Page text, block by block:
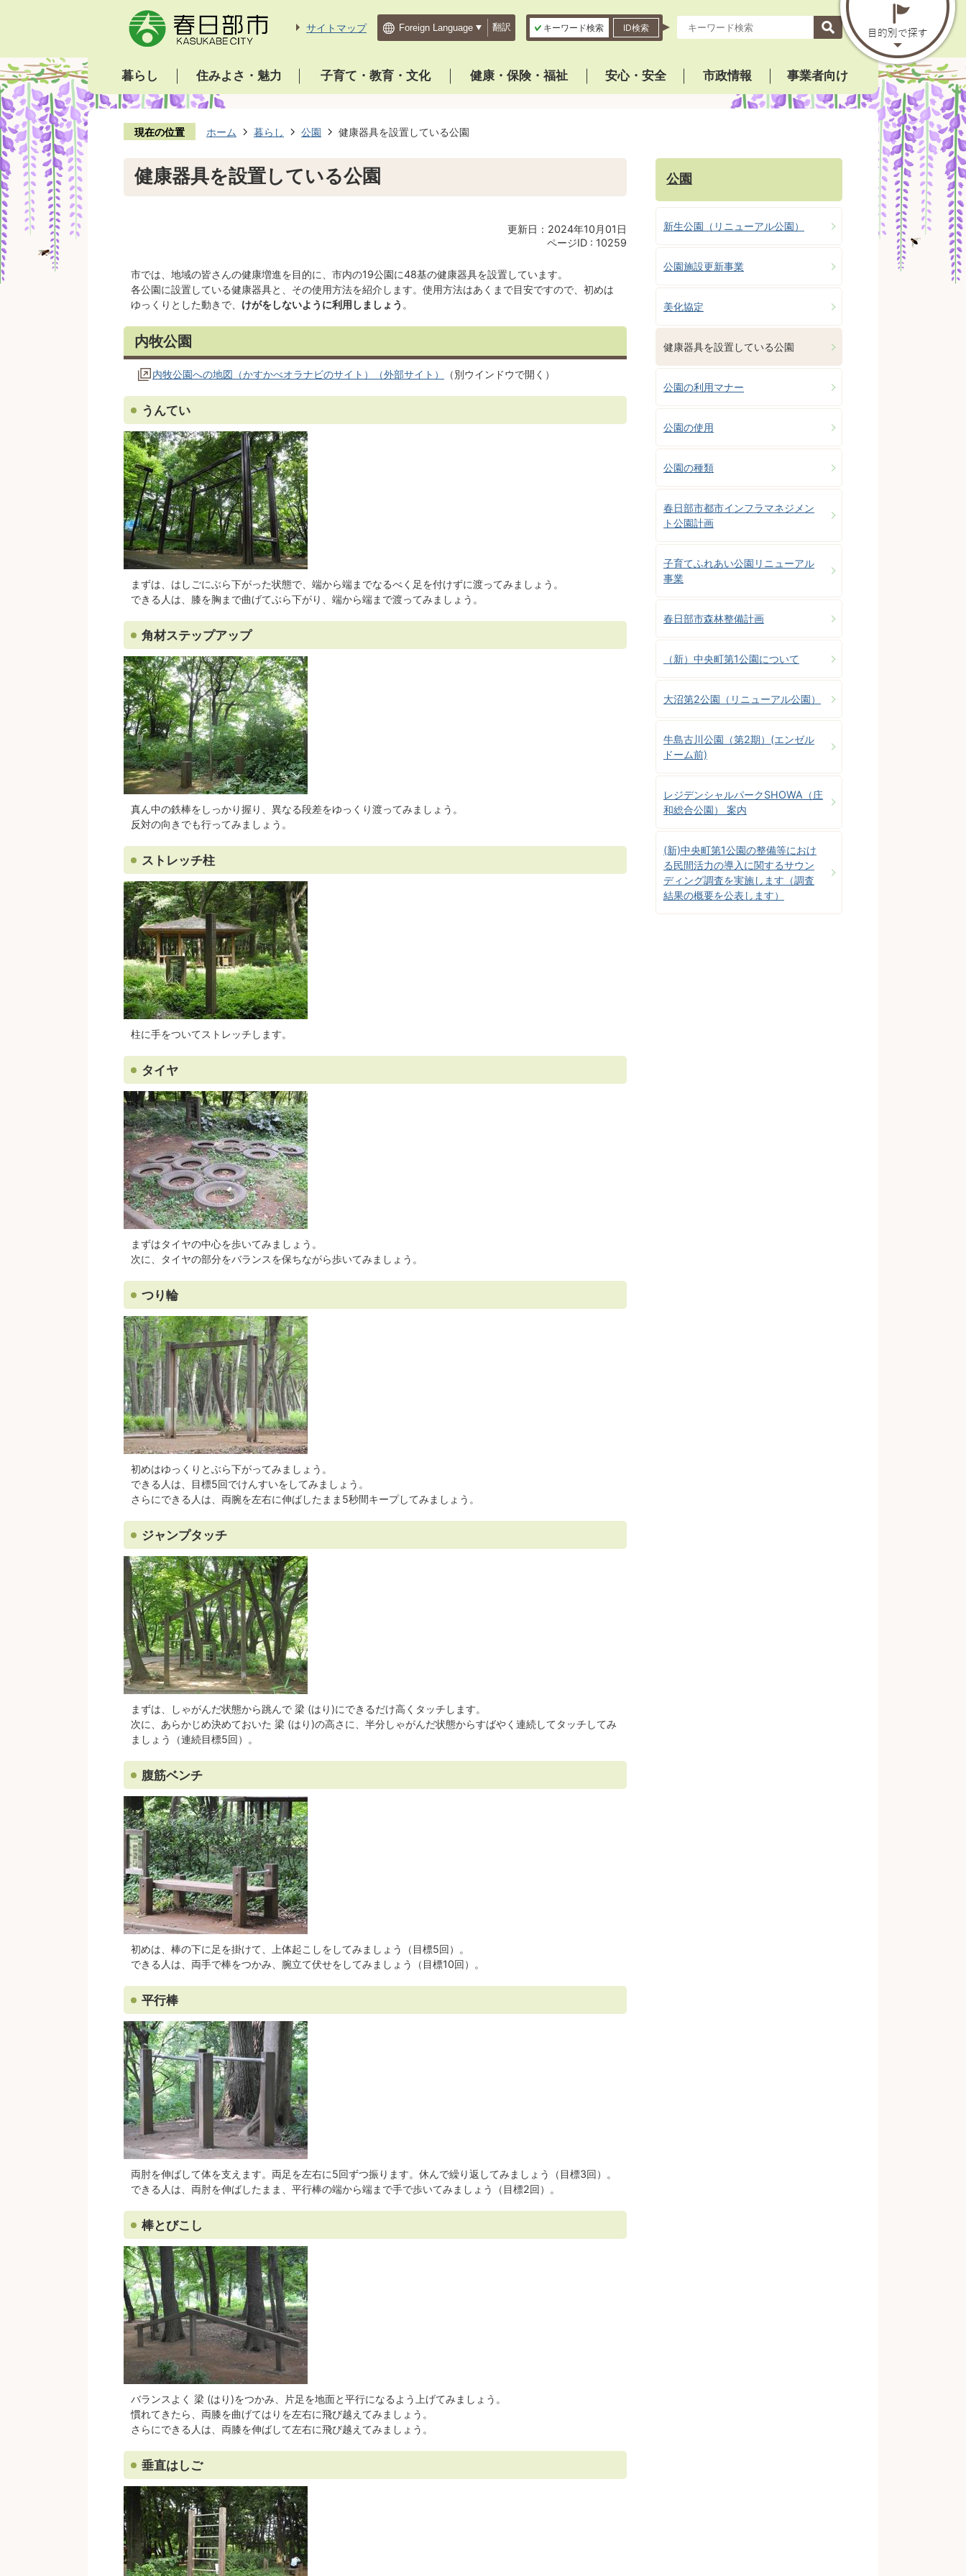
サイトマップ 翻訳 キーワード検索 ID検索
暮らし 住みよさ・魅力 子育て・教育・文化 健康・保険・福祉 安心・安全 市政情報 事業者向け
現在の位置 ホーム 暮らし 公園 健康器具を設置している公園
健康器具を設置している公園
更新日：2024年10月01日
ページID : 10259
市では、地域の皆さんの健康増進を目的に、市内の19公園に48基の健康器具を設置しています。
各公園に設置している健康器具と、その使用方法を紹介します。使用方法はあくまで目安ですので、初めは
ゆっくりとした動きで、 けがをしないように利用しましょう 。
内牧公園
内牧公園への地図（かすかべオラナビのサイト）（外部サイト） （別ウインドウで開く）
うんてい
まずは、はしごにぶら下がった状態で、端から端までなるべく足を付けずに渡ってみましょう。
できる人は、膝を胸まで曲げてぶら下がり、端から端まで渡ってみましょう。
角材ステップアップ
真ん中の鉄棒をしっかり握り、異なる段差をゆっくり渡ってみましょう。
反対の向きでも行ってみましょう。
ストレッチ柱
柱に手をついてストレッチします。
タイヤ
まずはタイヤの中心を歩いてみましょう。
次に、タイヤの部分をバランスを保ちながら歩いてみましょう。
つり輪
初めはゆっくりとぶら下がってみましょう。
できる人は、目標5回でけんすいをしてみましょう。
さらにできる人は、両腕を左右に伸ばしたまま5秒間キープしてみましょう。
ジャンプタッチ
まずは、しゃがんだ状態から跳んで 梁 (はり)にできるだけ高くタッチします。
次に、あらかじめ決めておいた 梁 (はり)の高さに、半分しゃがんだ状態からすばやく連続してタッチしてみ
ましょう（連続目標5回）。
腹筋ベンチ
初めは、棒の下に足を掛けて、上体起こしをしてみましょう（目標5回）。
できる人は、両手で棒をつかみ、腕立て伏せをしてみましょう（目標10回）。
平行棒
両肘を伸ばして体を支えます。両足を左右に5回ずつ振ります。休んで繰り返してみましょう（目標3回）。
できる人は、両肘を伸ばしたまま、平行棒の端から端まで手で歩いてみましょう（目標2回）。
棒とびこし
バランスよく 梁 (はり)をつかみ、片足を地面と平行になるよう上げてみましょう。
慣れてきたら、両膝を曲げてはりを左右に飛び越えてみましょう。
さらにできる人は、両膝を伸ばして左右に飛び越えてみましょう。
垂直はしご
公園
新生公園（リニューアル公園）
公園施設更新事業
美化協定
健康器具を設置している公園
公園の利用マナー
公園の使用
公園の種類
春日部市都市インフラマネジメン
ト公園計画
子育てふれあい公園リニューアル
事業
春日部市森林整備計画
（新）中央町第1公園について
大沼第2公園（リニューアル公園）
牛島古川公園（第2期）(エンゼル
ドーム前)
レジデンシャルパークSHOWA（庄
和総合公園） 案内
(新)中央町第1公園の整備等におけ
る民間活力の導入に関するサウン
ディング調査を実施します（調査
結果の概要を公表します）